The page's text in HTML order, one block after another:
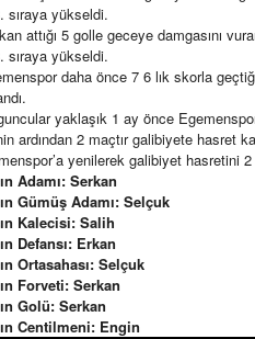
sıraya yükseldi.
attığı 5 golle geceye damgasını
sıraya yükseldi.
daha önce 7 6 lık skorla
yaklaşık 1 ay önce
ardından 2 maçtır galibiyete hasret
yenilerek galibiyet hasretini
Adamı: Serkan
Gümüş Adamı: Selçuk
Kalecisi: Salih
Defansı: Erkan
Ortasahası: Selçuk
Forveti: Serkan
Golü: Serkan
Centilmeni: Engin